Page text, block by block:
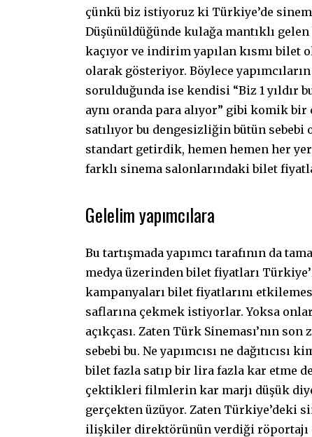
çünkü biz istiyoruz ki Türkiye’de
Düşünüldüğünde kulağa mantıklı
kaçıyor ve indirim yapılan kısmı bilet
olarak gösteriyor. Böylece
sorulduğunda ise kendisi “Biz 1 yıldır
aynı oranda para alıyor” gibi komik
satılıyor bu dengesizliğin bütün sebebi
standart getirdik, hemen hemen her
farklı sinema salonlarındaki bilet
Gelelim yapımcılara
Bu tartışmada yapımcı tarafının da
medya üzerinden bilet fiyatları
kampanyaları bilet fiyatlarını
saflarına çekmek istiyorlar. Yoksa
açıkçası. Zaten Türk Sineması’nın
sebebi bu. Ne yapımcısı ne
bilet fazla satıp bir lira fazla kar etme
çektikleri filmlerin kar marjı düşük diye
gerçekten üzüyor. Zaten Türkiye’deki
ilişkiler direktörünün verdiği röportajı